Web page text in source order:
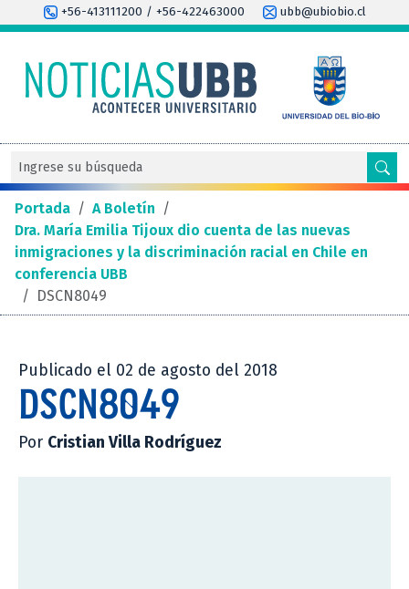
+56-413111200 / +56-422463000 ubb@ubiobio.cl
Portada / A Boletín /
Dra. María Emilia Tijoux dio cuenta de las nuevas
inmigraciones y la discriminación racial en Chile en
conferencia UBB
/ DSCN8049
Publicado el 02 de agosto del 2018
DSCN8049
Por Cristian Villa Rodríguez